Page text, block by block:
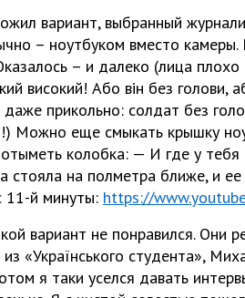
вариант, выбранный
– ноутбуком вместо
– и далеко (лица
високий! Або він без голови,
даже прикольно: солдат без
Можно еще смыкать крышку
колобка: — И где у
стояла на полметра ближе, и
11-й минуты: https://
вариант не понравился.
«Українського студента»,
я таки уселся давать